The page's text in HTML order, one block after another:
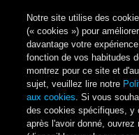
Notre site utilise des
(« cookies ») pour
davantage votre
fonction de vos habitudes
montrez pour ce site et
sujet, veuillez lire notre
aux cookies. Si vous
des cookies spécifiques, y
après l'avoir donné,